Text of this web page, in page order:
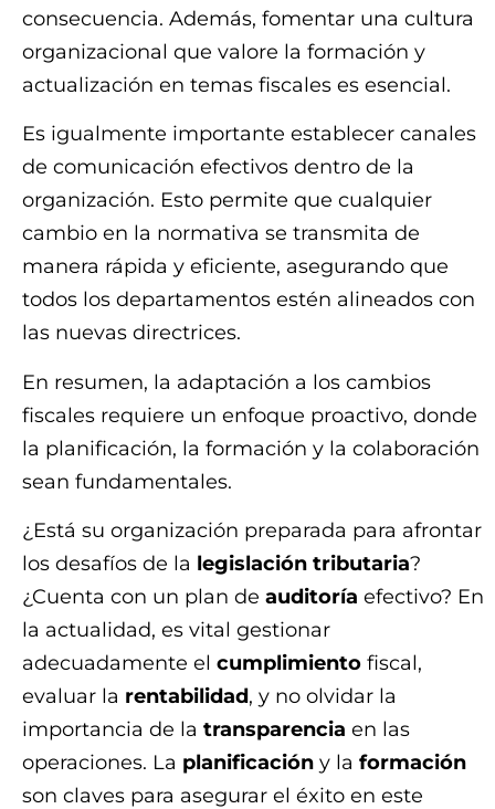
consecuencia. Además, fomentar una cultura
organizacional que valore la formación y
actualización en temas fiscales es esencial.
Es igualmente importante establecer canales
de comunicación efectivos dentro de la
organización. Esto permite que cualquier
cambio en la normativa se transmita de
manera rápida y eficiente, asegurando que
todos los departamentos estén alineados con
las nuevas directrices.
En resumen, la adaptación a los cambios
fiscales requiere un enfoque proactivo, donde
la planificación, la formación y la colaboración
sean fundamentales.
¿Está su organización preparada para afrontar
los desafíos de la legislación tributaria?
¿Cuenta con un plan de auditoría efectivo? En
la actualidad, es vital gestionar
adecuadamente el cumplimiento fiscal,
evaluar la rentabilidad, y no olvidar la
importancia de la transparencia en las
operaciones. La planificación y la formación
son claves para asegurar el éxito en este